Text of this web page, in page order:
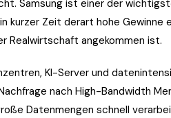
Samsung ist einer der
kurzer Zeit derart hohe Gewinne
Realwirtschaft angekommen ist.
KI-Server und
nach High-Bandwidth
Datenmengen schnell